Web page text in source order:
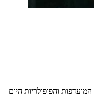
והפופולריות היום